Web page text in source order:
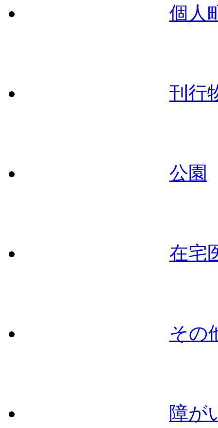
個人
刊行
公園
在宅
その
障が